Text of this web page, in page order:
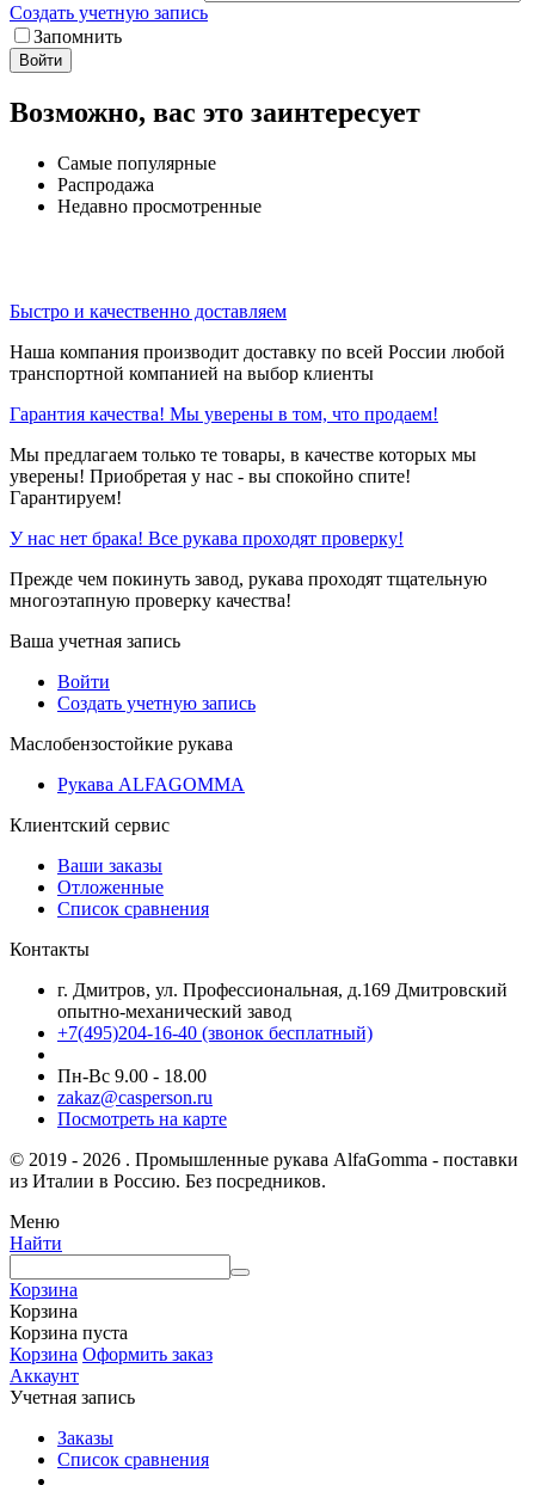
Создать учетную запись
Запомнить
Войти
Возможно, вас это заинтересует
Самые популярные
Распродажа
Недавно просмотренные
Быстро и качественно доставляем
Наша компания производит доставку по всей России любой
транспортной компанией на выбор клиенты
Гарантия качества! Мы уверены в том, что продаем!
Мы предлагаем только те товары, в качестве которых мы
уверены! Приобретая у нас - вы спокойно спите!
Гарантируем!
У нас нет брака! Все рукава проходят проверку!
Прежде чем покинуть завод, рукава проходят тщательную
многоэтапную проверку качества!
Ваша учетная запись
Войти
Создать учетную запись
Маслобензостойкие рукава
Рукава ALFAGOMMA
Клиентский сервис
Ваши заказы
Отложенные
Список сравнения
Контакты
г. Дмитров, ул. Профессиональная, д.169 Дмитровский
опытно-механический завод
+7(495)204-16-40 (звонок бесплатный)
Пн-Вс 9.00 - 18.00
zakaz@casperson.ru
Посмотреть на карте
© 2019 - 2026 . Промышленные рукава AlfaGomma - поставки
из Италии в Россию. Без посредников.
Меню
Найти
Корзина
Корзина
Корзина пуста
Корзина Оформить заказ
Аккаунт
Учетная запись
Заказы
Список сравнения